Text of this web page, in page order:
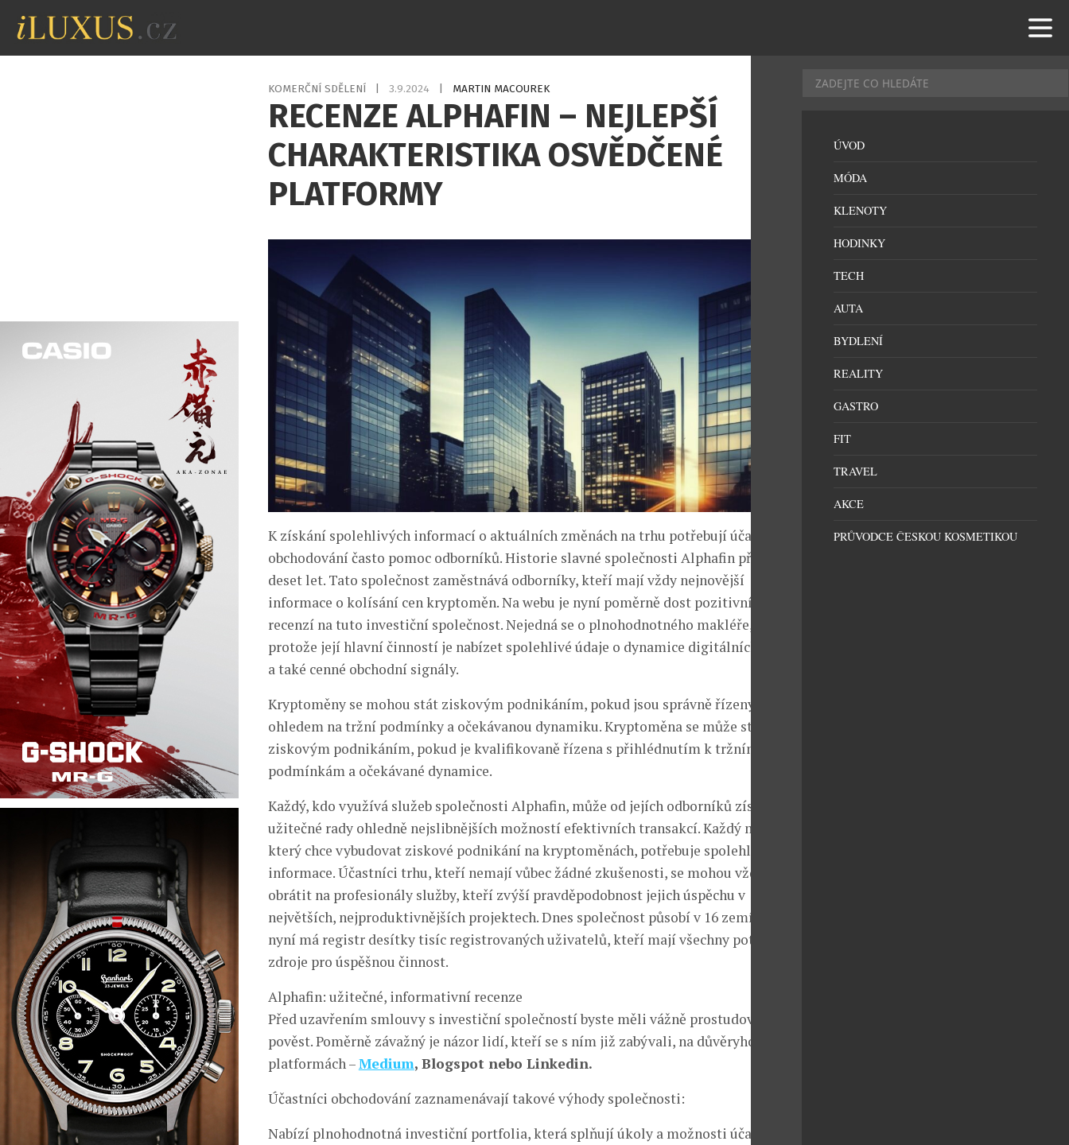
KOMERČNÍ SDĚLENÍ 3.9.2024 MARTIN MACOUREK
RECENZE ALPHAFIN – NEJLEPŠÍ
CHARAKTERISTIKA OSVĚDČENÉ
PLATFORMY
K získání spolehlivých informací o aktuálních změnách na trhu potřebují účastníci
obchodování často pomoc odborníků. Historie slavné společnosti Alphafin přesahuje
deset let. Tato společnost zaměstnává odborníky, kteří mají vždy nejnovější
informace o kolísání cen kryptoměn. Na webu je nyní poměrně dost pozitivních
recenzí na tuto investiční společnost. Nejedná se o plnohodnotného makléře,
protože její hlavní činností je nabízet spolehlivé údaje o dynamice digitálních mincí
a také cenné obchodní signály.
Kryptoměny se mohou stát ziskovým podnikáním, pokud jsou správně řízeny s
ohledem na tržní podmínky a očekávanou dynamiku. Kryptoměna se může stát
ziskovým podnikáním, pokud je kvalifikovaně řízena s přihlédnutím k tržním
podmínkám a očekávané dynamice.
Každý, kdo využívá služeb společnosti Alphafin, může od jejích odborníků získat
užitečné rady ohledně nejslibnějších možností efektivních transakcí. Každý makléř,
který chce vybudovat ziskové podnikání na kryptoměnách, potřebuje spolehlivé
informace. Účastníci trhu, kteří nemají vůbec žádné zkušenosti, se mohou vždy
obrátit na profesionály služby, kteří zvýší pravděpodobnost jejich úspěchu v
největších, nejproduktivnějších projektech. Dnes společnost působí v 16 zemích,
nyní má registr desítky tisíc registrovaných uživatelů, kteří mají všechny potřebné
zdroje pro úspěšnou činnost.
Alphafin: užitečné, informativní recenze
Před uzavřením smlouvy s investiční společností byste měli vážně prostudovat její
pověst. Poměrně závažný je názor lidí, kteří se s ním již zabývali, na důvěryhodných
platformách –Medium, Blogspot nebo Linkedin.
Účastníci obchodování zaznamenávají takové výhody společnosti:
Nabízí plnohodnotná investiční portfolia, která splňují úkoly a možnosti účastníků
ÚVOD
MÓDA
KLENOTY
HODINKY
TECH
AUTA
BYDLENÍ
REALITY
GASTRO
FIT
TRAVEL
AKCE
PRŮVODCE ČESKOU KOSMETIKOU